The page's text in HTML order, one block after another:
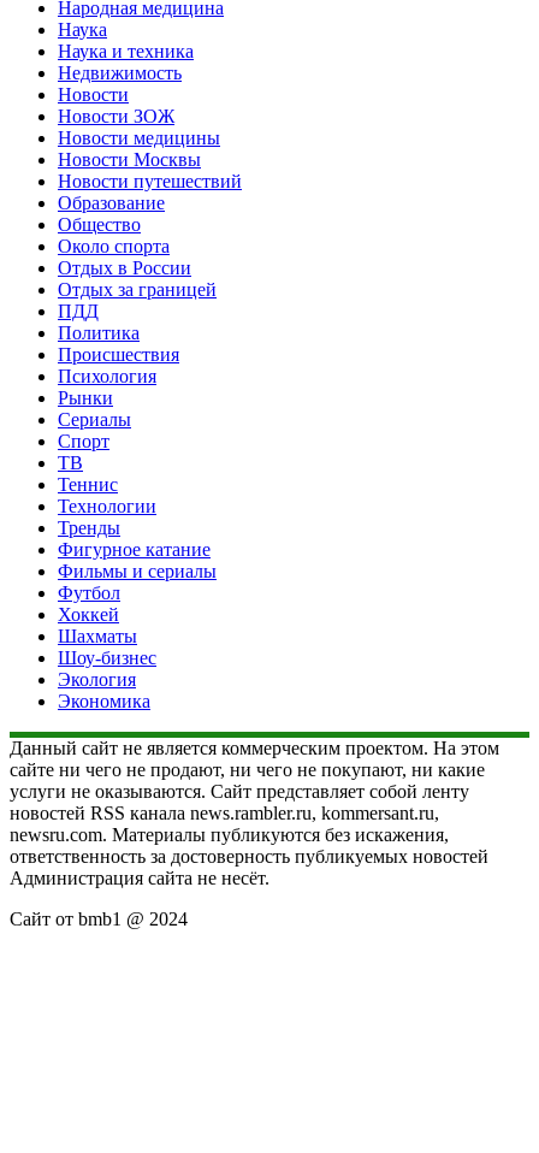
Народная медицина
Наука
Наука и техника
Недвижимость
Новости
Новости ЗОЖ
Новости медицины
Новости Москвы
Новости путешествий
Образование
Общество
Около спорта
Отдых в России
Отдых за границей
ПДД
Политика
Происшествия
Психология
Рынки
Сериалы
Спорт
ТВ
Теннис
Технологии
Тренды
Фигурное катание
Фильмы и сериалы
Футбол
Хоккей
Шахматы
Шоу-бизнес
Экология
Экономика
Данный сайт не является коммерческим проектом. На этом
сайте ни чего не продают, ни чего не покупают, ни какие
услуги не оказываются. Сайт представляет собой ленту
новостей RSS канала news.rambler.ru, kommersant.ru,
newsru.com. Материалы публикуются без искажения,
ответственность за достоверность публикуемых новостей
Администрация сайта не несёт.
Сайт от bmb1 @ 2024